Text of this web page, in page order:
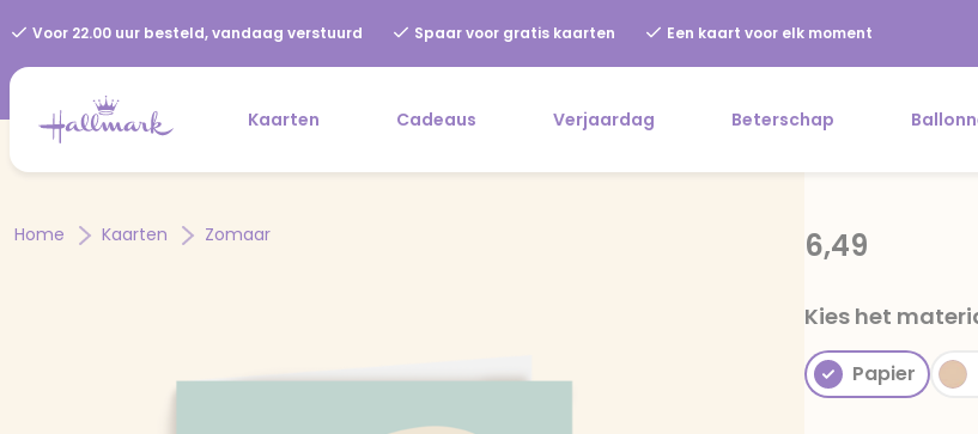
Voor 22.00 uur besteld, vandaag verstuurd Spaar voor gratis kaarten Een kaart voor elk moment
Kaarten Cadeaus Verjaardag Beterschap
Home Kaarten Zomaar 6,49
Kies het
Papier